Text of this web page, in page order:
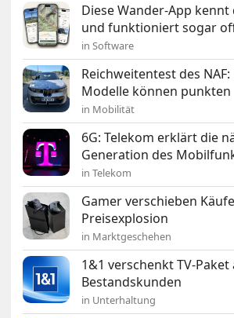
Diese Wander-App kennt
und funktioniert sogar
in Software
Reichweitentest des
Modelle können punkten
in Mobilität
6G: Telekom erklärt die
Generation des
in Telekom
Gamer verschieben
Preisexplosion
in Marktgeschehen
1&1 verschenkt TV-Paket
Bestandskunden
in Unterhaltung